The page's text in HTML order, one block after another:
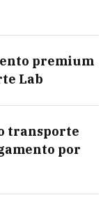
premium
Lab
transporte
por